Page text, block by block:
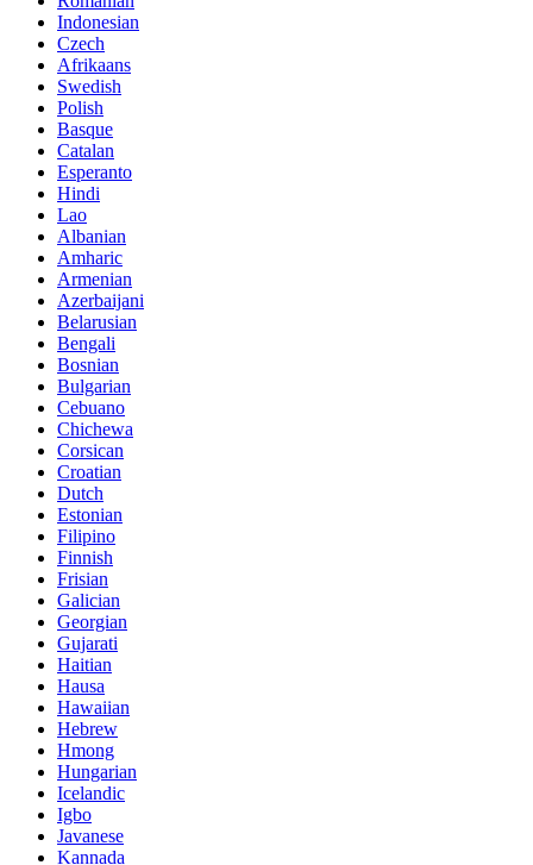
Indonesian
Czech
Afrikaans
Swedish
Polish
Basque
Catalan
Esperanto
Hindi
Lao
Albanian
Amharic
Armenian
Azerbaijani
Belarusian
Bengali
Bosnian
Bulgarian
Cebuano
Chichewa
Corsican
Croatian
Dutch
Estonian
Filipino
Finnish
Frisian
Galician
Georgian
Gujarati
Haitian
Hausa
Hawaiian
Hebrew
Hmong
Hungarian
Icelandic
Igbo
Javanese
Kannada